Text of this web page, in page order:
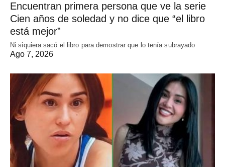
Encuentran primera persona que ve la serie
Cien años de soledad y no dice que “el libro
está mejor”
Ni siquiera sacó el libro para demostrar que lo tenía subrayado
Ago 7, 2026